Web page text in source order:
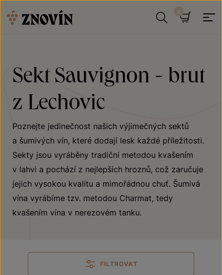
Sekt Sauvignon - brut
z Lechovic
Poznejte jedinečnost našich výjimečných sektů
a šumivých vín, které dodají lesk každé příležitosti.
Sekty jsou vyráběny tradiční metodou kvašením
v lahvi a pochází z nejlepších hroznů, což zaručuje
jejich vysokou kvalitu a mimořádnou chuť. Šumivá
vína vyrábíme tzv. metodou Charmat, tedy
kvašením vína v nerezovém tanku.
FILTROVAT